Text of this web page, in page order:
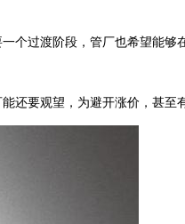
个过渡阶段，管厂也希望能够
还要观望，为避开涨价，甚至